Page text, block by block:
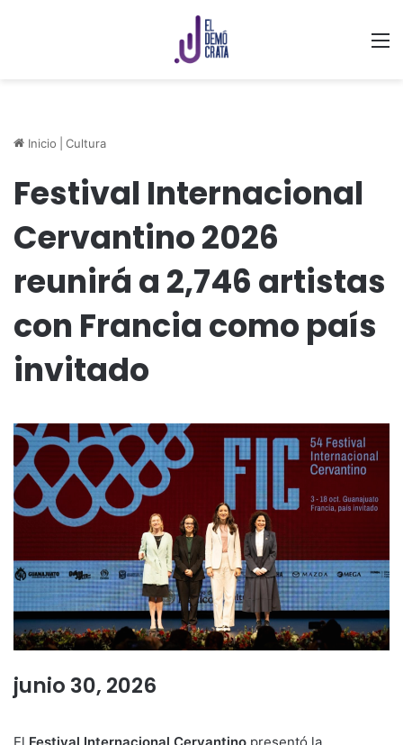
Inicio Cultura
Festival Internacional
Cervantino 2026
reunirá a 2,746 artistas
con Francia como país
invitado
junio 30, 2026